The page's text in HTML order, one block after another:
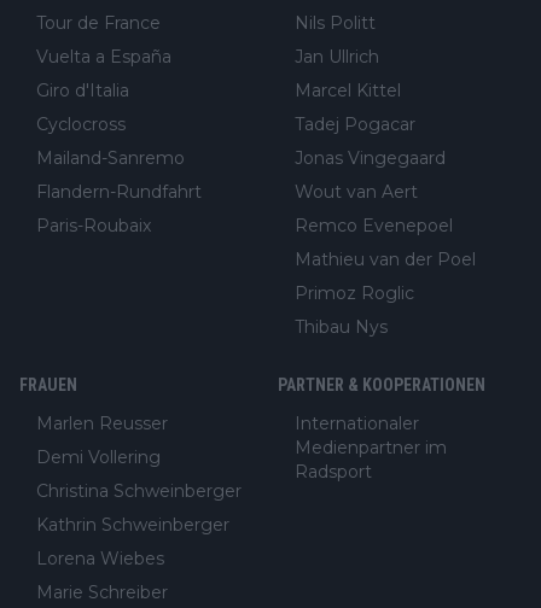
Tour de France
Vuelta a España
Giro d'Italia
Cyclocross
Mailand-Sanremo
Flandern-Rundfahrt
Paris-Roubaix
Nils Politt
Jan Ullrich
Marcel Kittel
Tadej Pogacar
Jonas Vingegaard
Wout van Aert
Remco Evenepoel
Mathieu van der Poel
Primoz Roglic
Thibau Nys
FRAUEN
Marlen Reusser
Demi Vollering
Christina Schweinberger
Kathrin Schweinberger
Lorena Wiebes
Marie Schreiber
PARTNER & KOOPERATIONEN
Internationaler
Medienpartner im
Radsport